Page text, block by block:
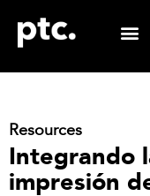
Resources
Integrando
impresión